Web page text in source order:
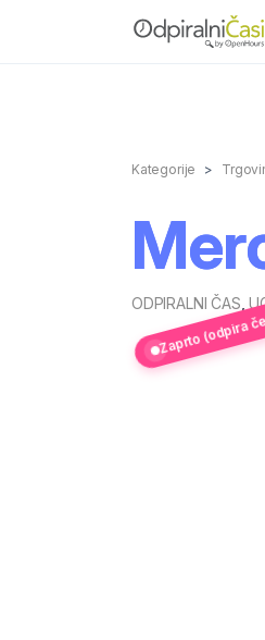
Kategorije
ODPIRALNI ČAS ,
Zaprto (odpira